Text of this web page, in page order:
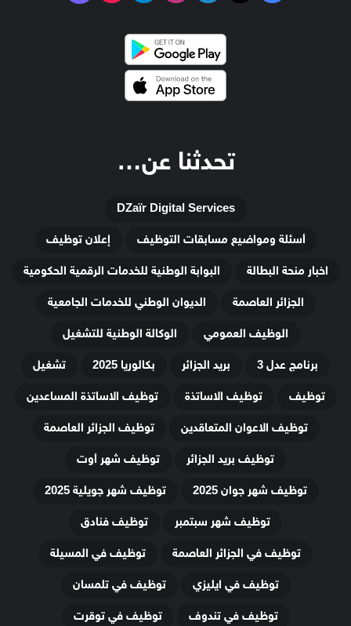
تحدثنا عن…
DZaïr Digital Services
أسئلة ومواضيع مسابقات التوظيف
إعلان توظيف
اخبار منحة البطالة
البوابة الوطنية للخدمات الرقمية الحكومية
الجزائر العاصمة
الديوان الوطني للخدمات الجامعية
الوظيف العمومي
الوكالة الوطنية للتشغيل
برنامج عدل 3
بريد الجزائر بكالوريا 2025
تشغيل
توظيف
توظيف الاساتذة
توظيف الاساتذة المساعدين
توظيف الاعوان المتعاقدين
توظيف الجزائر العاصمة
توظيف بريد الجزائر
توظيف شهر أوت
توظيف شهر جوان 2025
توظيف شهر جويلية 2025
توظيف شهر سبتمبر
توظيف فنادق
توظيف في الجزائر العاصمة
توظيف في المسيلة
توظيف في ايليزي
توظيف في تلمسان
توظيف في تندوف
توظيف في توقرت